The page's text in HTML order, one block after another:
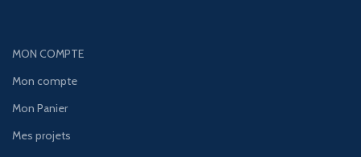
MON COMPTE
Mon compte
Mon Panier
Mes projets